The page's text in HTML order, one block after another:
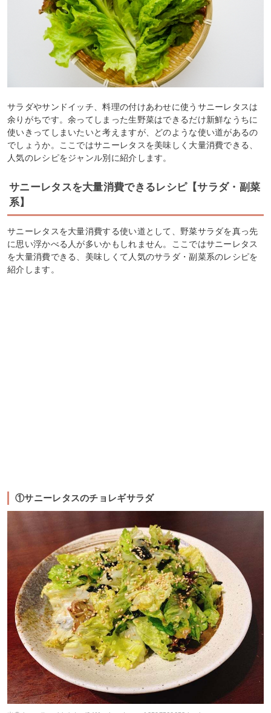
サラダやサンドイッチ、料理の付けあわせに使うサニーレタスは
余りがちです。余ってしまった生野菜はできるだけ新鮮なうちに
使いきってしまいたいと考えますが、どのような使い道があるの
でしょうか。ここではサニーレタスを美味しく大量消費できる、
人気のレシピをジャンル別に紹介します。
サニーレタスを大量消費できるレシピ【サラダ・副菜
系】
サニーレタスを大量消費する使い道として、野菜サラダを真っ先
に思い浮かべる人が多いかもしれません。ここではサニーレタス
を大量消費できる、美味しくて人気のサラダ・副菜系のレシピを
紹介します。
①サニーレタスのチョレギサラダ